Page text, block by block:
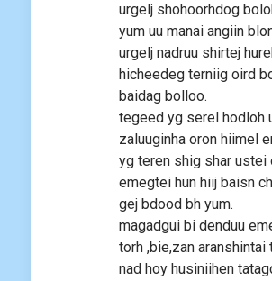
urgelj shohoorhdog
yum uu manai angiin
urgelj nadruu shirtej
hicheedeg terniig oird
baidag bolloo.
tegeed yg serel hodloh
zaluuginha oron hiimel
yg teren shig shar ustei
emegtei hun hiij baisn
gej bdood bh yum.
magadgui bi denduu
torh ,bie,zan aranshintai
nad hoy husiniihen